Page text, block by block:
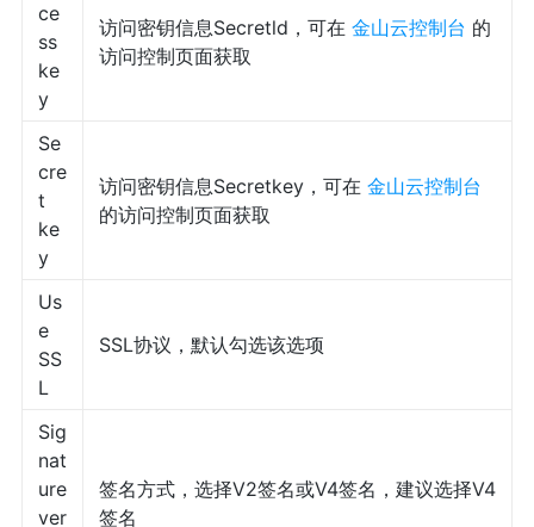
ce
ss
ke
y
访问密钥信息Secretld，可在 金山云控制台 的
访问控制页面获取
Se
cre
t
ke
y
访问密钥信息Secretkey，可在 金山云控制台
的访问控制页面获取
Us
e
SS
L
SSL协议，默认勾选该选项
Sig
nat
ure
ver
签名方式，选择V2签名或V4签名，建议选择V4
签名